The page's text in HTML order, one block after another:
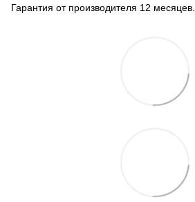
Гарантия от производителя 12 месяцев.